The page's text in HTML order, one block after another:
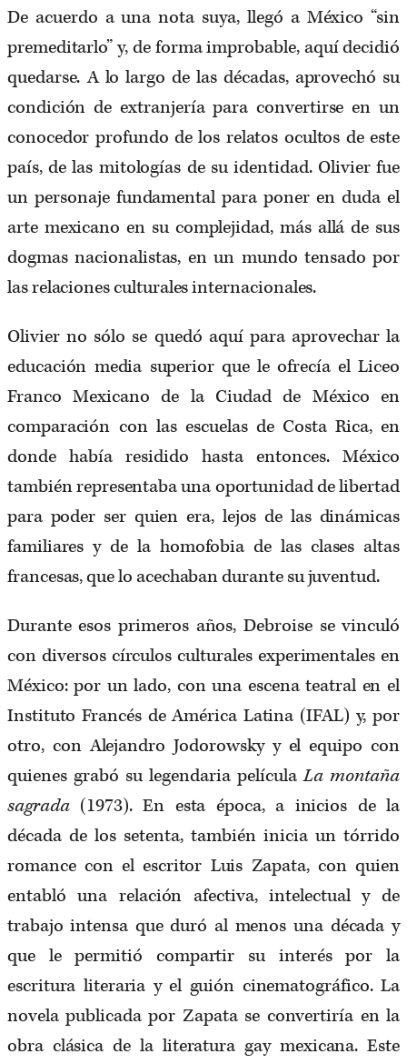
De acuerdo a una nota suya, llegó a México “sin
premeditarlo” y, de forma improbable, aquí decidió
quedarse. A lo largo de las décadas, aprovechó su
condición de extranjería para convertirse en un
conocedor profundo de los relatos ocultos de este
país, de las mitologías de su identidad. Olivier fue
un personaje fundamental para poner en duda el
arte mexicano en su complejidad, más allá de sus
dogmas nacionalistas, en un mundo tensado por
las relaciones culturales internacionales.
Olivier no sólo se quedó aquí para aprovechar la
educación media superior que le ofrecía el Liceo
Franco Mexicano de la Ciudad de México en
comparación con las escuelas de Costa Rica, en
donde había residido hasta entonces. México
también representaba una oportunidad de libertad
para poder ser quien era, lejos de las dinámicas
familiares y de la homofobia de las clases altas
francesas, que lo acechaban durante su juventud.
Durante esos primeros años, Debroise se vinculó
con diversos círculos culturales experimentales en
México: por un lado, con una escena teatral en el
Instituto Francés de América Latina (IFAL) y, por
otro, con Alejandro Jodorowsky y el equipo con
quienes grabó su legendaria películaLa montaña
sagrada (1973). En esta época, a inicios de la
década de los setenta, también inicia un tórrido
romance con el escritor Luis Zapata, con quien
entabló una relación afectiva, intelectual y de
trabajo intensa que duró al menos una década y
que le permitió compartir su interés por la
escritura literaria y el guión cinematográfico. La
novela publicada por Zapata se convertiría en la
obra clásica de la literatura gay mexicana. Este